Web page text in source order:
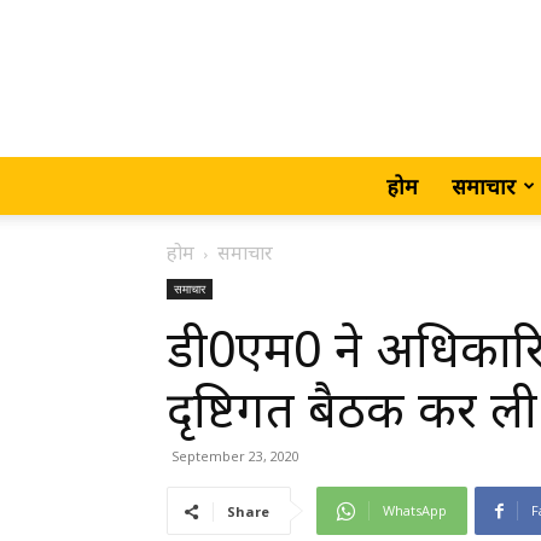
होम समाचार
होम समाचार
समाचार
डी0एम0 ने
दृष्टिगत बैठक कर
September 23, 2020
Share WhatsApp